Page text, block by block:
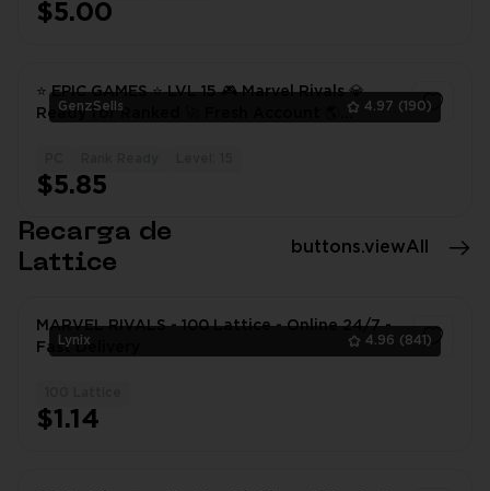
$5.00
GenzSells 4.97 (190)
⭐️ EPIC GAMES ⭐️ LVL 15 🎮 Marvel Rivals 💎
Ready for Ranked 🚀 Fresh Account 🌎
$5.85
Recarga de
Lattice
buttons.viewAll
Lynix 4.96 (841)
MARVEL RIVALS - 100 Lattice - Online 24/7 -
Fast Delivery
$1.14